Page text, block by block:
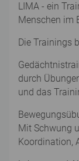
LIMA - ein
Menschen im
Die Trainings
durch
und das
Mit Schwung
Koordination,